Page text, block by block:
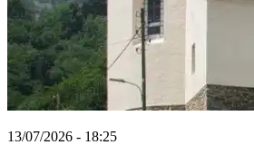
13/07/2026 - 18:25